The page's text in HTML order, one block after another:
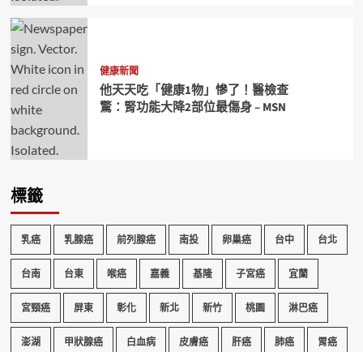
健康新聞
他天天吃「健康1物」慘了！醫檢查
驚：腎功能大降2部位最傷身 – MSN
標籤
乳癌 乳腺癌 前列腺癌 南投 卵巢癌 台中 台北
台南 台東 喉癌 嘉義 基隆 子宮癌 宜蘭
宮頸癌 屏東 彰化 新北 新竹 桃園 淋巴癌
澎湖 甲狀腺癌 白血病 皮膚癌 肝癌 肺癌 胃癌